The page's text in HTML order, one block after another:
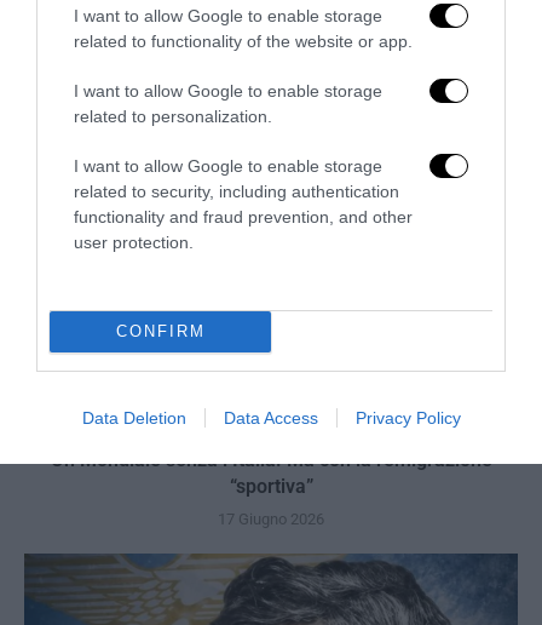
I want to allow Google to enable storage
related to functionality of the website or app.
I want to allow Google to enable storage
related to personalization.
I want to allow Google to enable storage
related to security, including authentication
functionality and fraud prevention, and other
user protection.
CONFIRM
Data Deletion Data Access Privacy Policy
Trump e Infantino: oltre l’ultimo Mondiale dell’umanità
Un Mondiale senza l’Italia. Ma con la remigrazione
“sportiva”
17 Giugno 2026